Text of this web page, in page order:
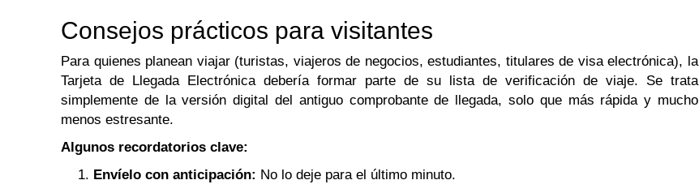
Consejos prácticos para visitantes
Para quienes planean viajar (turistas, viajeros de negocios, estudiantes, titulares de visa electrónica), la
Tarjeta de Llegada Electrónica debería formar parte de su lista de verificación de viaje. Se trata
simplemente de la versión digital del antiguo comprobante de llegada, solo que más rápida y mucho
menos estresante.
Algunos recordatorios clave:
Envíelo con anticipación: No lo deje para el último minuto.